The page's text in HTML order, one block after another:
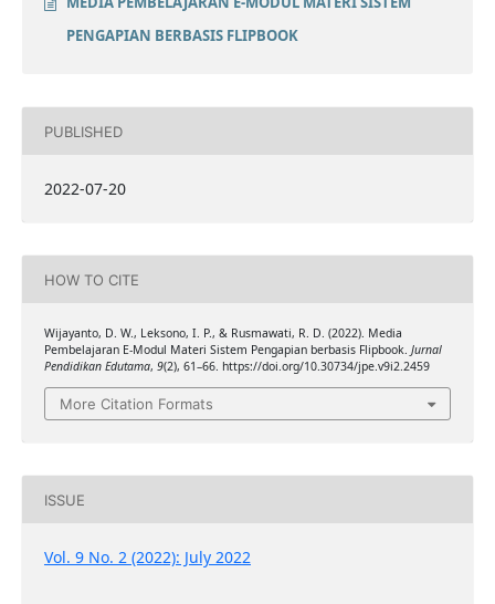
PENGAPIAN BERBASIS FLIPBOOK
PUBLISHED
2022-07-20
HOW TO CITE
Wijayanto, D. W., Leksono, I. P., & Rusmawati, R. D. (2022). Media
Pembelajaran E-Modul Materi Sistem Pengapian berbasis Flipbook. Jurnal
Pendidikan Edutama, 9(2), 61–66. https://doi.org/10.30734/jpe.v9i2.2459
More Citation Formats
ISSUE
Vol. 9 No. 2 (2022): July 2022